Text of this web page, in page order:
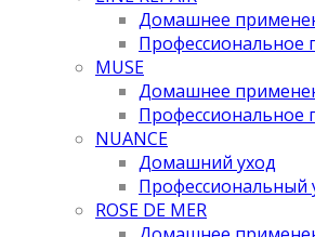
Домашнее
Профессиональное
MUSE
Домашнее
Профессиональное
NUANCE
Домашний уход
Профессиональный
ROSE DE MER